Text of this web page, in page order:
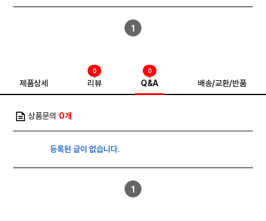
1
제품상세 리뷰
0
Q&A
0
배송/교환/반품
상품문의 0개
등록된 글이 없습니다.
1